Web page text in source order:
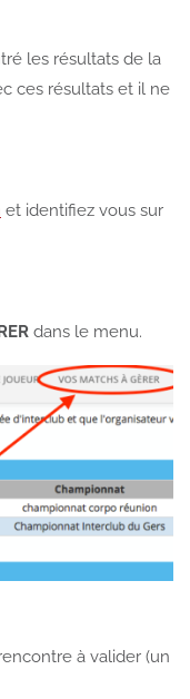
les résultats de la
ces résultats et il ne
et identifiez vous sur
dans le menu.
à valider (un